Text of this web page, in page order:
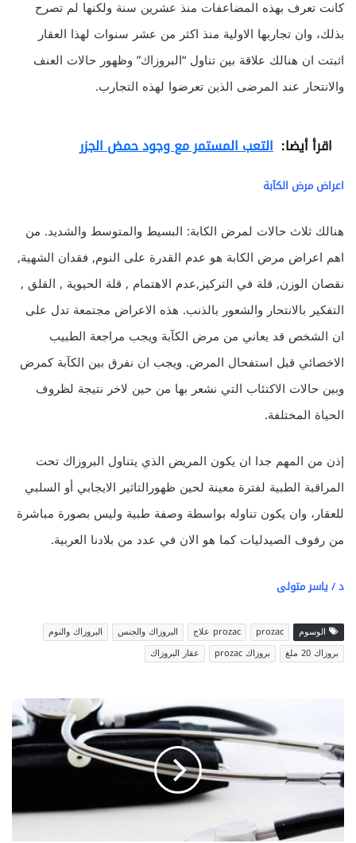
كانت تعرف بهذه المضاعفات منذ عشرين سنة ولكنها لم تصرح
بذلك، وان تجاربها الاولية منذ اكثر من عشر سنوات لهذا العقار
اثبتت ان هنالك علاقة بين تناول “البروزاك” وظهور حالات العنف
والانتحار عند المرضى الذين تعرضوا لهذه التجارب.
اقرأ أيضا: التعب المستمر مع وجود حمض الجزر
اعراض مرض الكآبة
هنالك ثلاث حالات لمرض الكابة: البسيط والمتوسط والشديد. من
اهم اعراض مرض الكابة هو عدم القدرة على النوم, فقدان الشهية,
نقصان الوزن, قلة في التركيز,عدم الاهتمام , قلة الحيوية , القلق ,
التفكير بالانتحار والشعور بالذنب. هذه الاعراض مجتمعة تدل على
ان الشخص قد يعاني من مرض الكآبة ويجب مراجعة الطبيب
الاخصائي قبل استفحال المرض. ويجب ان نفرق بين الكآبة كمرض
وبين حالات الاكتئاب التي نشعر بها من حين لاخر نتيجة لظروف
الحياة المختلفة.
إذن من المهم جدا ان يكون المريض الذي يتناول البروزاك تحت
المراقبة الطبية لفترة معينة لحين ظهورالتاثير الايجابي أو السلبي
للعقار، وان يكون تناوله بواسطة وصفة طبية وليس بصورة مباشرة
من رفوف الصيدليات كما هو الان في عدد من بلادنا العربية.
د / ياسر متولى
الوسوم prozac prozac علاج البروزاك والجنس
البروزاك والنوم
بروزاك 20 ملغ
بروزاك prozac عقار البروزاك
ب
ا
ب
و
ع
ل